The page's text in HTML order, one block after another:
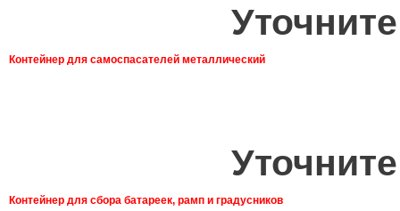
Контейнер для самоспасателей металлический
Контейнер для сбора батареек, рамп и градусников